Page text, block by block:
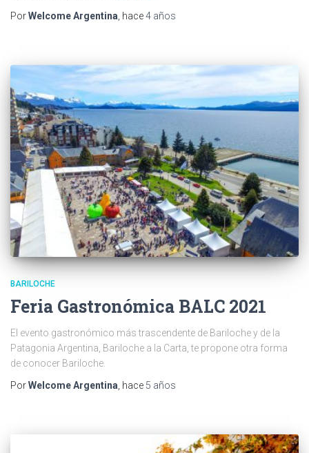
PorWelcome Argentina , hace4 años
BARILOCHE
Feria Gastronómica BALC 2021
El evento gastronómico más trascendente de Bariloche y de la
Patagonia Argentina, Bariloche a la Carta, te propone otra forma
de conocer Bariloche.
PorWelcome Argentina, hace 5 años